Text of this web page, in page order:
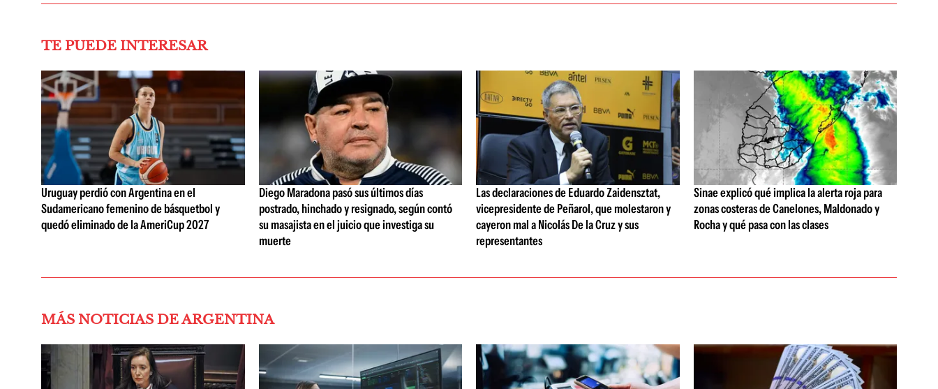
TE PUEDE INTERESAR
Uruguay perdió con Argentina en el
Sudamericano femenino de básquetbol y
quedó eliminado de la AmeriCup 2027
Diego Maradona pasó sus últimos días
postrado, hinchado y resignado, según contó
su masajista en el juicio que investiga su
muerte
Las declaraciones de Eduardo Zaidensztat,
vicepresidente de Peñarol, que molestaron y
cayeron mal a Nicolás De la Cruz y sus
representantes
Sinae explicó qué implica la alerta roja para
zonas costeras de Canelones, Maldonado y
Rocha y qué pasa con las clases
MÁS NOTICIAS DE ARGENTINA